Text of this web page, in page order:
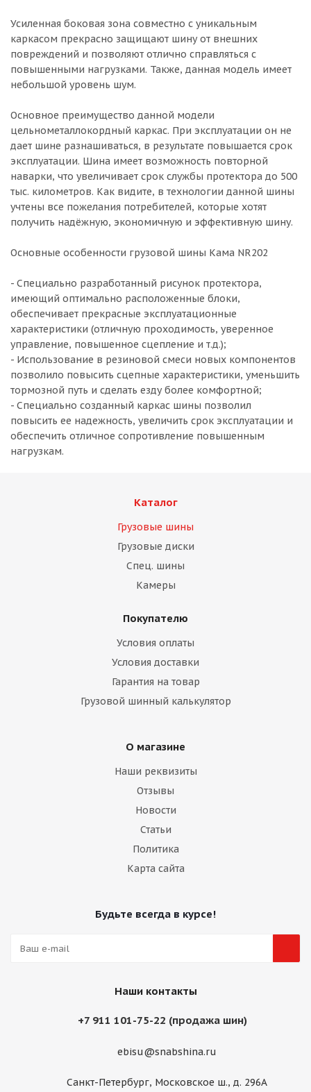
Усиленная боковая зона совместно с уникальным
каркасом прекрасно защищают шину от внешних
повреждений и позволяют отлично справляться с
повышенными нагрузками. Также, данная модель имеет
небольшой уровень шум.
Основное преимущество данной модели
цельнометаллокордный каркас. При эксплуатации он не
дает шине разнашиваться, в результате повышается срок
эксплуатации. Шина имеет возможность повторной
наварки, что увеличивает срок службы протектора до 500
тыс. километров. Как видите, в технологии данной шины
учтены все пожелания потребителей, которые хотят
получить надёжную, экономичную и эффективную шину.
Основные особенности грузовой шины Кама NR202
- Специально разработанный рисунок протектора,
имеющий оптимально расположенные блоки,
обеспечивает прекрасные эксплуатационные
характеристики (отличную проходимость, уверенное
управление, повышенное сцепление и т.д.);
- Использование в резиновой смеси новых компонентов
позволило повысить сцепные характеристики, уменьшить
тормозной путь и сделать езду более комфортной;
- Специально созданный каркас шины позволил
повысить ее надежность, увеличить срок эксплуатации и
обеспечить отличное сопротивление повышенным
нагрузкам.
Каталог
Грузовые шины
Грузовые диски
Спец. шины
Камеры
Покупателю
Условия оплаты
Условия доставки
Гарантия на товар
Грузовой шинный калькулятор
О магазине
Наши реквизиты
Отзывы
Новости
Статьи
Политика
Карта сайта
Будьте всегда в курсе!
Наши контакты
+7 911 101-75-22 (продажа шин)
ebisu@snabshina.ru
Санкт-Петербург, Московское ш., д. 296А